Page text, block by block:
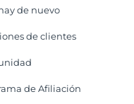
de nuevo
de clientes
de Afiliación